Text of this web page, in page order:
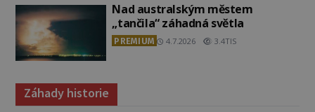
Nad australským městem
„tančila“ záhadná světla
PREMIUM 4.7.2026 3.4TIS
Záhady historie